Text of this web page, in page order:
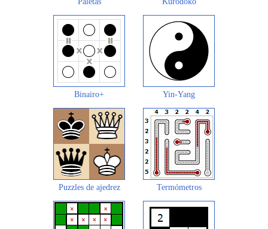
Binairo+ Yin-Yang
Puzzles de ajedrez Termómetros